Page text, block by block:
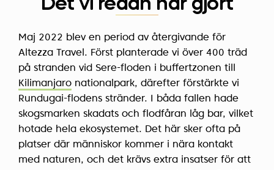
Det vi redan har gjort
Maj 2022 blev en period av återgivande för
Altezza Travel. Först planterade vi över 400 träd
på stranden vid Sere-floden i buffertzonen till
Kilimanjaro nationalpark, därefter förstärkte vi
Rundugai-flodens stränder. I båda fallen hade
skogsmarken skadats och flodfåran låg bar, vilket
hotade hela ekosystemet. Det här sker ofta på
platser där människor kommer i nära kontakt
med naturen, och det krävs extra insatser för att